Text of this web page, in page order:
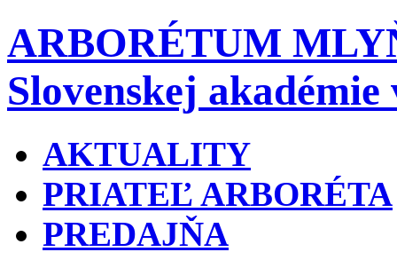
ARBORÉTUM
Slovenskej akadémie
AKTUALITY
PRIATEĽ ARBORÉTA
PREDAJŇA